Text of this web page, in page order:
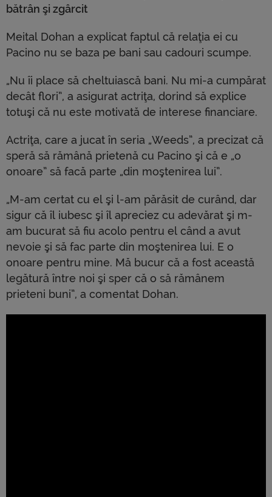
bătrân şi zgârcit
Meital Dohan a explicat faptul că relaţia ei cu
Pacino nu se baza pe bani sau cadouri scumpe.
„Nu îi place să cheltuiască bani. Nu mi-a cumpărat
decât flori”, a asigurat actriţa, dorind să explice
totuşi că nu este motivată de interese financiare.
Actriţa, care a jucat în seria „Weeds”, a precizat că
speră să rămână prietenă cu Pacino şi că e „o
onoare” să facă parte „din moştenirea lui”.
„M-am certat cu el şi l-am părăsit de curând, dar
sigur că îl iubesc şi îl apreciez cu adevărat şi m-
am bucurat să fiu acolo pentru el când a avut
nevoie şi să fac parte din moştenirea lui. E o
onoare pentru mine. Mă bucur că a fost această
legătură între noi şi sper că o să rămânem
prieteni buni”, a comentat Dohan.